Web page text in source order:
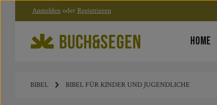
Zum Hauptinhalt springen
Zur Hauptnavigation springen
Anmelden oder Registrieren
HOME
BIBEL BIBEL FÜR KINDER UND JUGENDLICHE